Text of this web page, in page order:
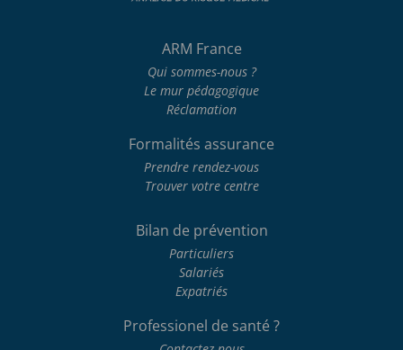
ARM France
Qui sommes-nous ?
Le mur pédagogique
Réclamation
Formalités assurance
Prendre rendez-vous
Trouver votre centre
Bilan de prévention
Particuliers
Salariés
Expatriés
Professionel de santé ?